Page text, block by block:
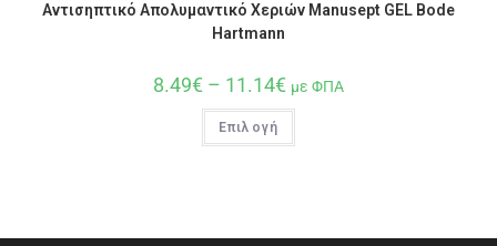
Αντισηπτικό Απολυμαντικό Χεριών Manusept GEL Bode
Hartmann
8.49€ – 11.14€ με ΦΠΑ
Επιλογή